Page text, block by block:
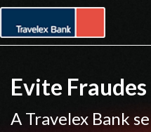
Evite Fraudes
A Travelex Bank